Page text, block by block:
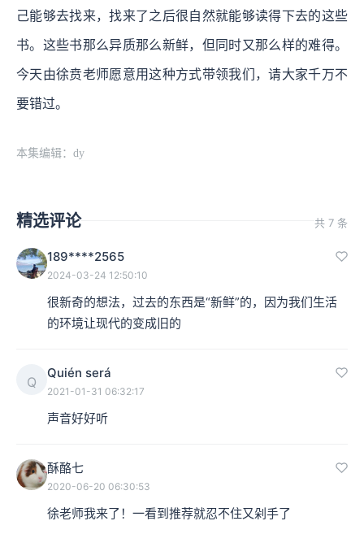
己能够去找来，找来了之后很自然就能够读得下去的这些
书。这些书那么异质那么新鲜，但同时又那么样的难得。
今天由徐贲老师愿意用这种方式带领我们，请大家千万不
要错过。
本集编辑：dy
精选评论 共 7 条
189****2565
2024-03-24 12:50:10
很新奇的想法，过去的东西是“新鲜”的，因为我们生活
的环境让现代的变成旧的
Q
Quién será
2021-01-31 06:32:17
声音好好听
酥酪七
2020-06-20 06:30:53
徐老师我来了！一看到推荐就忍不住又剁手了